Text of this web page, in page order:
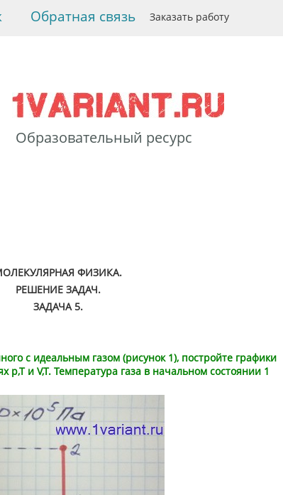
Заказать работу
Обратная связь
Образовательный ресурс
ФИЗИКА.
РЕШЕНИЕ ЗАДАЧ.
ЗАДАЧА 5.
с идеальным газом (рисунок 1), постройте графики
p,T и V,T. Температура газа в начальном состоянии 1